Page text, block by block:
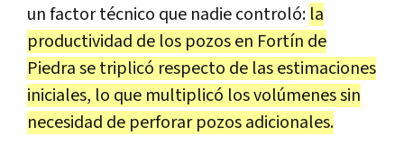
un factor técnico que nadie controló: la
productividad de los pozos en Fortín de
Piedra se triplicó respecto de las estimaciones
iniciales, lo que multiplicó los volúmenes sin
necesidad de perforar pozos adicionales.